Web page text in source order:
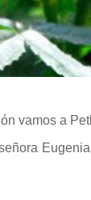
vamos a